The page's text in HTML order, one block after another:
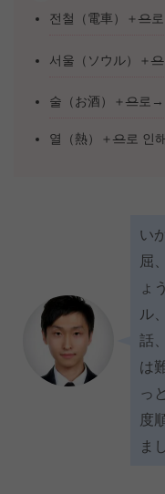
전철（電車）＋ 으
서울（ソウル）＋ 으
술（お酒）＋ 으로→
열（熱）＋ 으로 인
い
屈
ょ
ル
話
は
っ
度
ま